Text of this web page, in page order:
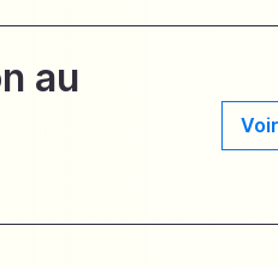
au